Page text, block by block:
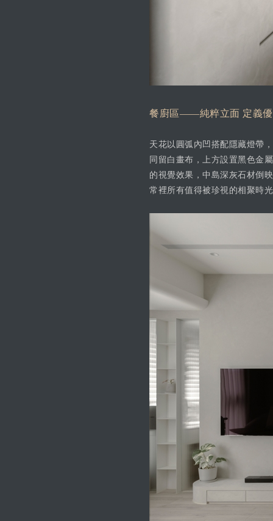
餐廚區——純粹立面 定義
天花以圓弧內凹搭配隱藏燈帶
同留白畫布，上方設置黑色金
的視覺效果，中島深灰石材倒
常裡所有值得被珍視的相聚時